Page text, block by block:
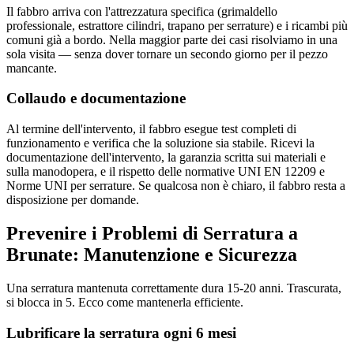
Il fabbro arriva con l'attrezzatura specifica (grimaldello
professionale, estrattore cilindri, trapano per serrature) e i ricambi più
comuni già a bordo. Nella maggior parte dei casi risolviamo in una
sola visita — senza dover tornare un secondo giorno per il pezzo
mancante.
Collaudo e documentazione
Al termine dell'intervento, il fabbro esegue test completi di
funzionamento e verifica che la soluzione sia stabile. Ricevi la
documentazione dell'intervento, la garanzia scritta sui materiali e
sulla manodopera, e il rispetto delle normative UNI EN 12209 e
Norme UNI per serrature. Se qualcosa non è chiaro, il fabbro resta a
disposizione per domande.
Prevenire i Problemi di Serratura a
Brunate: Manutenzione e Sicurezza
Una serratura mantenuta correttamente dura 15-20 anni. Trascurata,
si blocca in 5. Ecco come mantenerla efficiente.
Lubrificare la serratura ogni 6 mesi